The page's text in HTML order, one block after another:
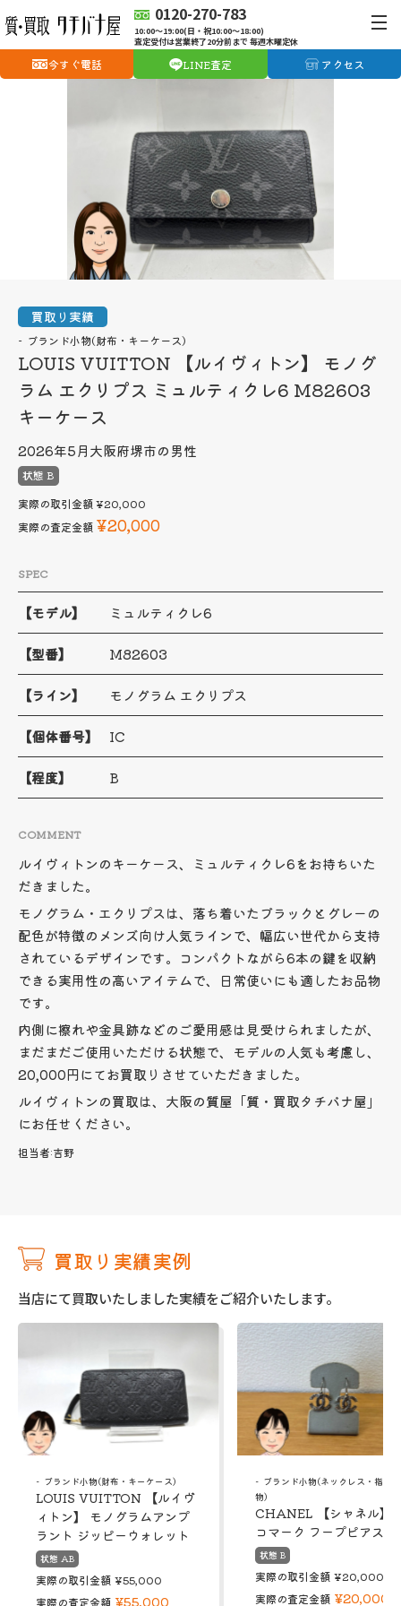
0120-270-783
10:00〜19:00(日・祝10:00〜18:00)
査定受付は営業終了20分前まで 毎週木曜定休
今すぐ電話 LINE査定 アクセス
買取り実績
ブランド小物(財布・キーケース)
LOUIS VUITTON 【ルイヴィトン】 モノグ
ラム エクリプス ミュルティクレ6 M82603
キーケース
2026年5月大阪府堺市の男性
状態 B
実際の取引金額¥20,000
実際の査定金額 ¥20,000
SPEC
【モデル】 ミュルティクレ6
【型番】 M82603
【ライン】 モノグラム エクリプス
【個体番号】 IC
【程度】 B
COMMENT
ルイヴィトンのキーケース、ミュルティクレ6をお持ちいた
だきました。
モノグラム・エクリプスは、落ち着いたブラックとグレーの
配色が特徴のメンズ向け人気ラインで、幅広い世代から支持
されているデザインです。コンパクトながら6本の鍵を収納
できる実用性の高いアイテムで、日常使いにも適したお品物
です。
内側に擦れや金具跡などのご愛用感は見受けられましたが、
まだまだご使用いただける状態で、モデルの人気も考慮し、
20,000円にてお買取りさせていただきました。
ルイヴィトンの買取は、大阪の質屋「質・買取タチバナ屋」
にお任せください。
担当者:吉野
買取り実績実例
当店にて買取いたしました実績をご紹介いたします。
ブランド小物(財布・キーケース)
LOUIS VUITTON 【ルイヴ
ィトン】 モノグラムアンプ
ラント ジッピーウォレット
状態 AB
実際の取引金額 ¥55,000
実際の査定金額 ¥55,000
ブランド小物(ネックレス・指輪
物)
CHANEL 【シャネル】
コマーク フープピアス
状態 B
実際の取引金額 ¥20,000
実際の査定金額 ¥20,000